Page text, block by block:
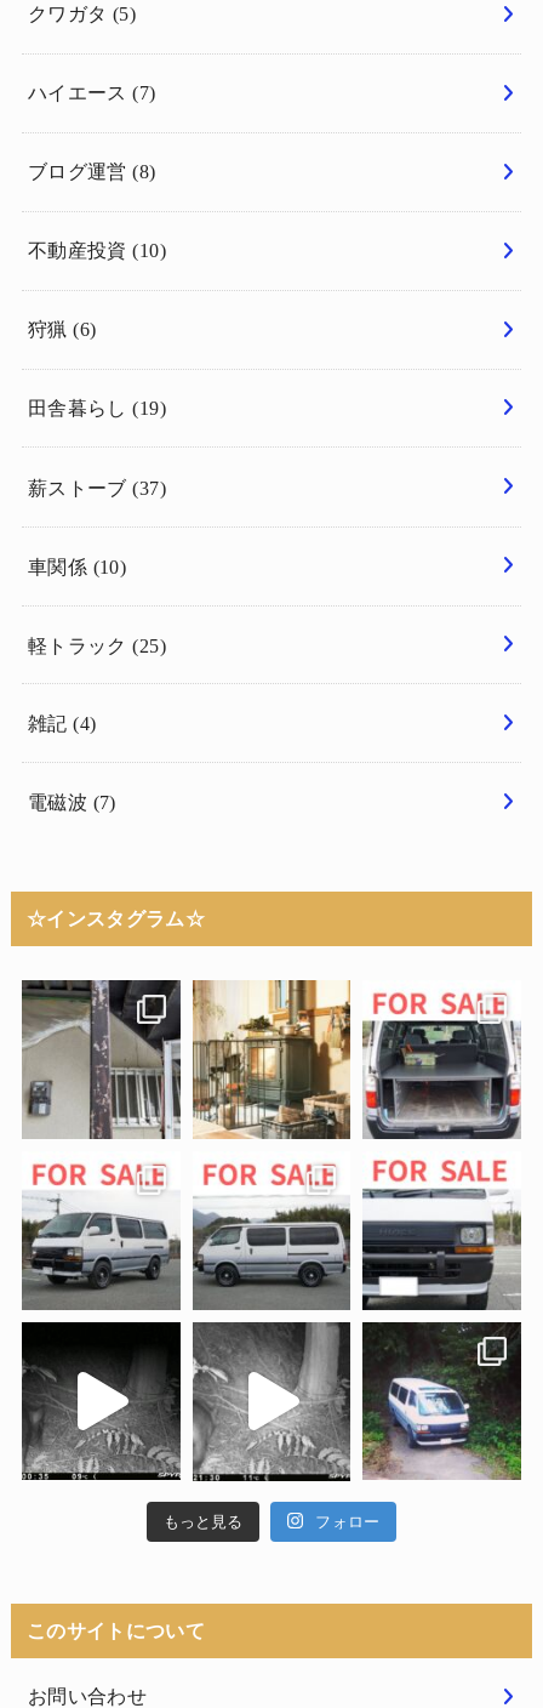
クワガタ (5)
ハイエース(7)
ブログ運営(8)
不動産投資(10)
狩猟(6)
田舎暮らし(19)
薪ストーブ(37)
車関係 (10)
軽トラック(25)
雑記(4)
電磁波 (7)
☆インスタグラム☆
もっと見る フォロー
このサイトについて
お問い合わせ